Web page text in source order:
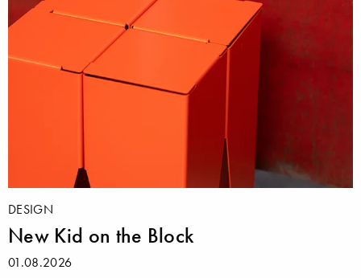
DESIGN
New Kid on the Block
01.08.2026